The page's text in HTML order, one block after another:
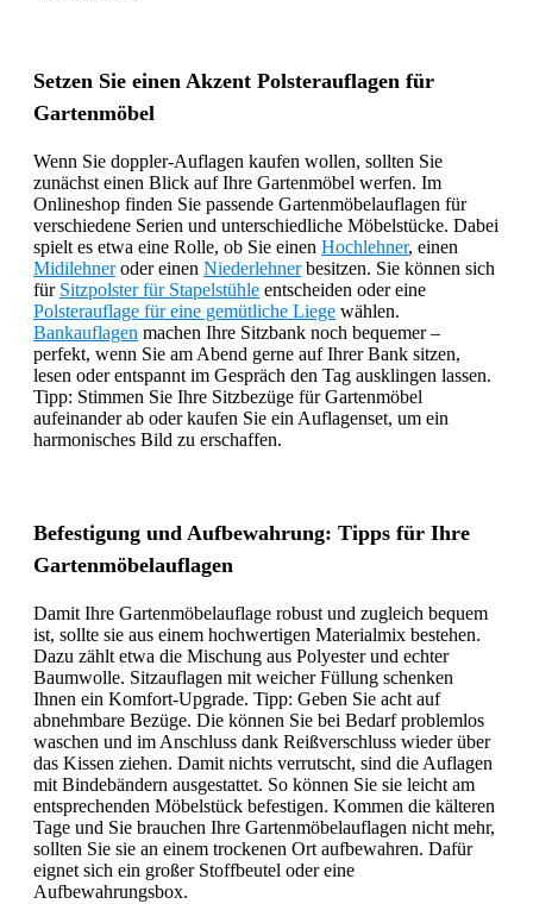
Setzen Sie einen Akzent Polsterauflagen für
Gartenmöbel
Wenn Sie doppler-Auflagen kaufen wollen, sollten Sie
zunächst einen Blick auf Ihre Gartenmöbel werfen. Im
Onlineshop finden Sie passende Gartenmöbelauflagen für
verschiedene Serien und unterschiedliche Möbelstücke. Dabei
spielt es etwa eine Rolle, ob Sie einen Hochlehner, einen
Midilehneroder einen Niederlehnerbesitzen. Sie können sich
für Sitzpolster für Stapelstühle entscheiden oder eine
Polsterauflage für eine gemütliche Liege wählen.
Bankauflagen machen Ihre Sitzbank noch bequemer –
perfekt, wenn Sie am Abend gerne auf Ihrer Bank sitzen,
lesen oder entspannt im Gespräch den Tag ausklingen lassen.
Tipp: Stimmen Sie Ihre Sitzbezüge für Gartenmöbel
aufeinander ab oder kaufen Sie ein Auflagenset, um ein
harmonisches Bild zu erschaffen.
Befestigung und Aufbewahrung: Tipps für Ihre
Gartenmöbelauflagen
Damit Ihre Gartenmöbelauflage robust und zugleich bequem
ist, sollte sie aus einem hochwertigen Materialmix bestehen.
Dazu zählt etwa die Mischung aus Polyester und echter
Baumwolle. Sitzauflagen mit weicher Füllung schenken
Ihnen ein Komfort-Upgrade. Tipp: Geben Sie acht auf
abnehmbare Bezüge. Die können Sie bei Bedarf problemlos
waschen und im Anschluss dank Reißverschluss wieder über
das Kissen ziehen. Damit nichts verrutscht, sind die Auflagen
mit Bindebändern ausgestattet. So können Sie sie leicht am
entsprechenden Möbelstück befestigen. Kommen die kälteren
Tage und Sie brauchen Ihre Gartenmöbelauflagen nicht mehr,
sollten Sie sie an einem trockenen Ort aufbewahren. Dafür
eignet sich ein großer Stoffbeutel oder eine
Aufbewahrungsbox.